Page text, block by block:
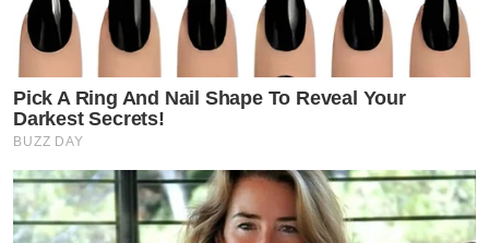
Pick A Ring And Nail Shape To Reveal Your
Darkest Secrets!
BUZZ DAY